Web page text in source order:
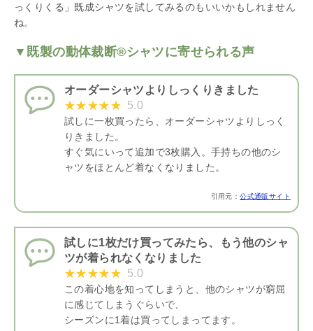
っくりくる」既成シャツを試してみるのもいいかもしれません
ね。
▼既製の動体裁断®シャツに寄せられる声
オーダーシャツよりしっくりきました
5.0
試しに一枚買ったら、オーダーシャツよりしっく
りきました。
すぐ気にいって追加で3枚購入。手持ちの他のシ
ャツをほとんど着なくなりました。
引用元：公式通販サイト
試しに1枚だけ買ってみたら、もう他のシャ
ツが着られなくなりました
5.0
この着心地を知ってしまうと、他のシャツが窮屈
に感じてしまうぐらいで、
シーズンに1着は買ってしまってます。